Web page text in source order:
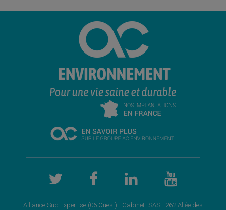
Alliance Sud Expertise (06 Ouest) - Cabinet -SAS - 262 Allée des